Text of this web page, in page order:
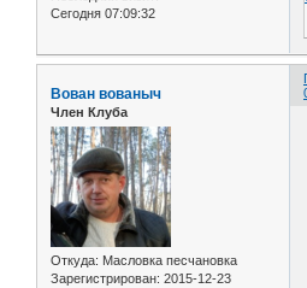
Сегодня 07:09:32
Вован вованыч
Член Клуба
Откуда: Масловка песчановка
Зарегистрирован: 2015-12-23